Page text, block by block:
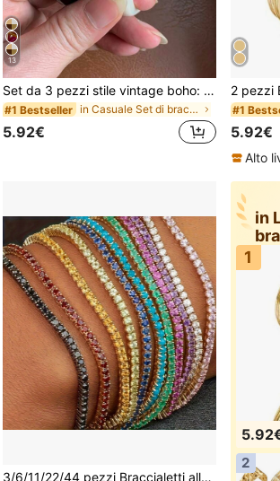
13
Set da 3 pezzi stile vintage boho: braccialetto in acrilico marrone multistrato spesso, braccialetto in ABS con onda dorata, lusso di alta gamma adatto per donne, coppie, feste, uso quotidiano, regalo per lei
#1 Bestseller in Casuale Set di braccialetti da donna
5.92€
#1
5.92€
3/6/11/22/44 pezzi Braccialetti alla moda scintillanti, set di braccialetti con strass, elasticità, colore sfumato casuale
in
1
2